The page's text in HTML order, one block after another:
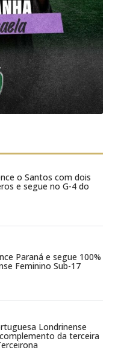
o Santos com dois
e segue no G-4 do
Paraná e segue 100%
Feminino Sub-17
Londrinense
da terceira